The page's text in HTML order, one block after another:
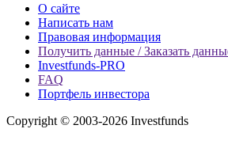
О сайте
Написать нам
Правовая информация
Получить данные / Заказать
Investfunds-PRO
FAQ
Портфель инвестора
Copyright © 2003-2026 Investfunds